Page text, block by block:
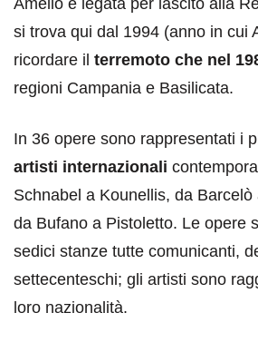
Amelio è legata per lascito alla
si trova qui dal 1994 (anno in cui
ricordare il terremoto che nel
regioni Campania e Basilicata.
In 36 opere sono rappresentati i
artisti internazionali
Schnabel a Kounellis, da
da Bufano a Pistoletto. Le opere
sedici stanze tutte comunicanti,
settecenteschi; gli artisti sono
loro nazionalità.